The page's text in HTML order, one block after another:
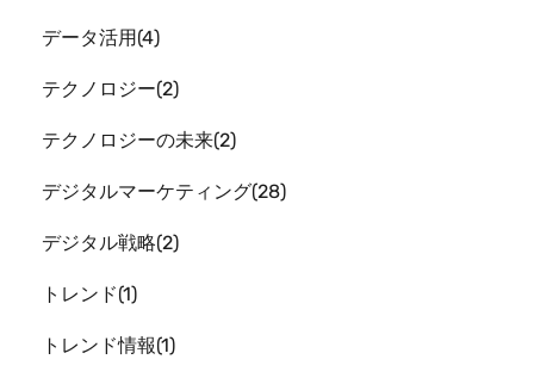
データ活用 4
テクノロジー 2
テクノロジーの未来 2
デジタルマーケティング 28
デジタル戦略 2
トレンド 1
トレンド情報 1